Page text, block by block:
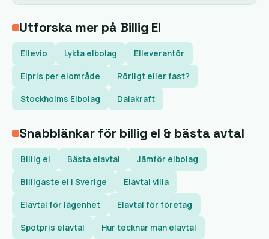
Utforska mer på Billig El
Ellevio Lykta elbolag Elleverantör
Elpris per elområde Rörligt eller fast?
Stockholms Elbolag Dalakraft
Snabblänkar för billig el & bästa avtal
Billig el Bästa elavtal Jämför elbolag
Billigaste el i Sverige Elavtal villa
Elavtal för lägenhet Elavtal för företag
Spotpris elavtal Hur tecknar man elavtal